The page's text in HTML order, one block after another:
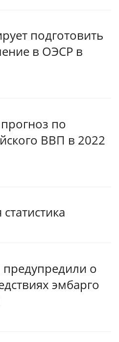
подготовить
в ОЭСР в
по
ВВП в 2022
о
эмбарго